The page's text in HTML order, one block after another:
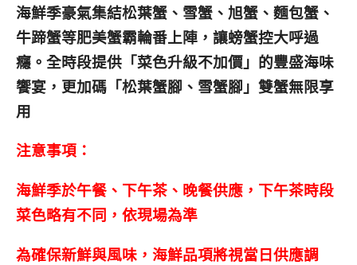
海鮮季豪氣集結松葉蟹、雪蟹、旭蟹、麵包蟹、
牛蹄蟹等肥美蟹霸輪番上陣，讓螃蟹控大呼過
癮。全時段提供「菜色升級不加價」的豐盛海味
饗宴，更加碼「松葉蟹腳、雪蟹腳」雙蟹無限享
用
注意事項：
海鮮季於午餐、下午茶、晚餐供應，下午茶時段
菜色略有不同，依現場為準
為確保新鮮與風味，海鮮品項將視當日供應調